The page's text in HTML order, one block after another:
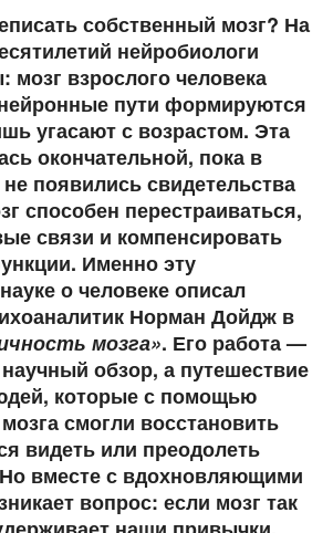
собственный мозг? На
нейробиологи
взрослого человека
пути формируются
угасают с возрастом. Эта
окончательной, пока в
не появились свидетельства
способен перестраиваться,
связи и компенсировать
Именно эту
о человеке описал
Норман Дойдж в
мозга». Его работа —
обзор, а путешествие
которые с помощью
смогли восстановить
видеть или преодолеть
вместе с вдохновляющими
вопрос: если мозг так